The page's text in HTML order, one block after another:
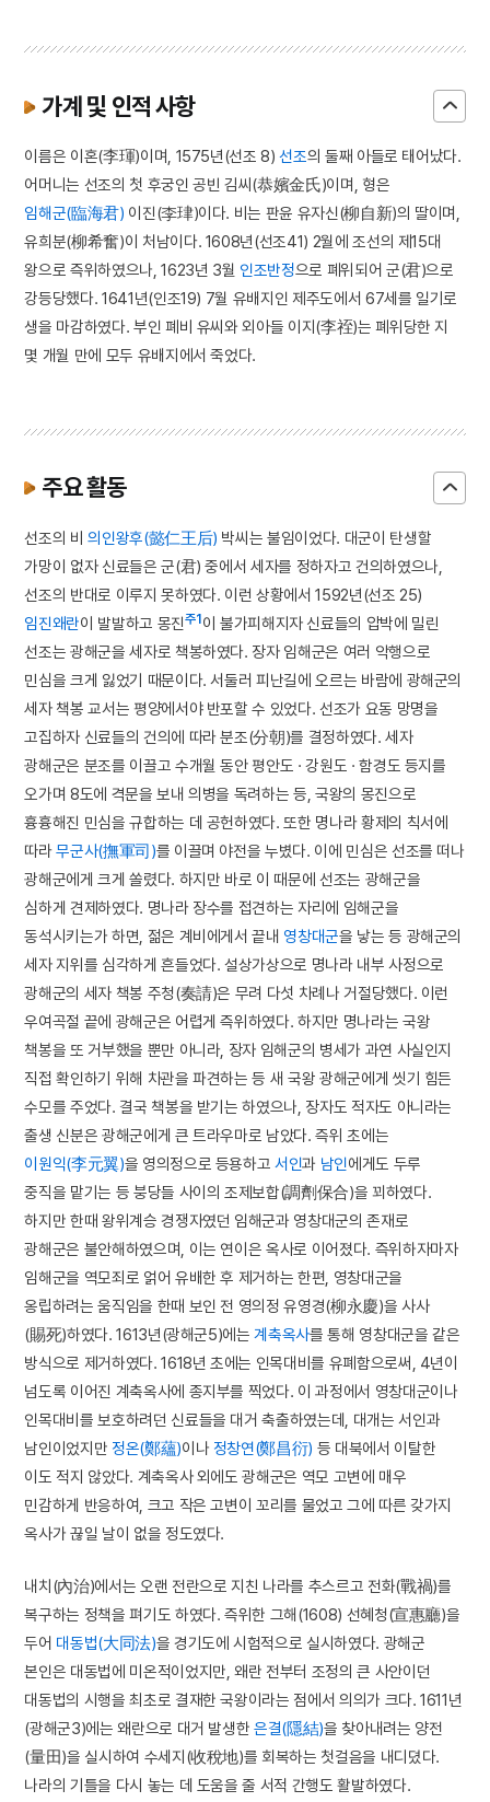
가계 및 인적 사항
이름은 이혼(李琿)이며, 1575년(선조 8)선조의 둘째 아들로 태어났다.
어머니는 선조의 첫 후궁인 공빈 김씨(恭嬪金氏)이며, 형은
임해군(臨海君) 이진(李珒)이다. 비는 판윤 유자신(柳自新)의 딸이며,
유희분(柳希奮)이 처남이다. 1608년(선조41) 2월에 조선의 제15대
왕으로 즉위하였으나, 1623년 3월 인조반정으로 폐위되어 군(君)으로
강등당했다. 1641년(인조19) 7월 유배지인 제주도에서 67세를 일기로
생을 마감하였다. 부인 폐비 유씨와 외아들 이지(李祬)는 폐위당한 지
몇 개월 만에 모두 유배지에서 죽었다.
주요 활동
선조의 비의인왕후(懿仁王后) 박씨는 불임이었다. 대군이 탄생할
가망이 없자 신료들은 군(君) 중에서 세자를 정하자고 건의하였으나,
선조의 반대로 이루지 못하였다. 이런 상황에서 1592년(선조 25)
임진왜란이 발발하고 몽진주1 이 불가피해지자 신료들의 압박에 밀린
선조는 광해군을 세자로 책봉하였다. 장자 임해군은 여러 악행으로
민심을 크게 잃었기 때문이다. 서둘러 피난길에 오르는 바람에 광해군의
세자 책봉 교서는 평양에서야 반포할 수 있었다. 선조가 요동 망명을
고집하자 신료들의 건의에 따라 분조(分朝)를 결정하였다. 세자
광해군은 분조를 이끌고 수개월 동안 평안도 · 강원도 · 함경도 등지를
오가며 8도에 격문을 보내 의병을 독려하는 등, 국왕의 몽진으로
흉흉해진 민심을 규합하는 데 공헌하였다. 또한 명나라 황제의 칙서에
따라무군사(撫軍司)를 이끌며 야전을 누볐다. 이에 민심은 선조를 떠나
광해군에게 크게 쏠렸다. 하지만 바로 이 때문에 선조는 광해군을
심하게 견제하였다. 명나라 장수를 접견하는 자리에 임해군을
동석시키는가 하면, 젊은 계비에게서 끝내 영창대군을 낳는 등 광해군의
세자 지위를 심각하게 흔들었다. 설상가상으로 명나라 내부 사정으로
광해군의 세자 책봉 주청(奏請)은 무려 다섯 차례나 거절당했다. 이런
우여곡절 끝에 광해군은 어렵게 즉위하였다. 하지만 명나라는 국왕
책봉을 또 거부했을 뿐만 아니라, 장자 임해군의 병세가 과연 사실인지
직접 확인하기 위해 차관을 파견하는 등 새 국왕 광해군에게 씻기 힘든
수모를 주었다. 결국 책봉을 받기는 하였으나, 장자도 적자도 아니라는
출생 신분은 광해군에게 큰 트라우마로 남았다. 즉위 초에는
이원익(李元翼)을 영의정으로 등용하고서인과 남인에게도 두루
중직을 맡기는 등 붕당들 사이의 조제보합(調劑保合)을 꾀하였다.
하지만 한때 왕위계승 경쟁자였던 임해군과 영창대군의 존재로
광해군은 불안해하였으며, 이는 연이은 옥사로 이어졌다. 즉위하자마자
임해군을 역모죄로 얽어 유배한 후 제거하는 한편, 영창대군을
옹립하려는 움직임을 한때 보인 전 영의정 유영경(柳永慶)을 사사
(賜死)하였다. 1613년(광해군5)에는계축옥사를 통해 영창대군을 같은
방식으로 제거하였다. 1618년 초에는 인목대비를 유폐함으로써, 4년이
넘도록 이어진 계축옥사에 종지부를 찍었다. 이 과정에서 영창대군이나
인목대비를 보호하려던 신료들을 대거 축출하였는데, 대개는 서인과
남인이었지만 정온(鄭蘊)이나 정창연(鄭昌衍) 등 대북에서 이탈한
이도 적지 않았다. 계축옥사 외에도 광해군은 역모 고변에 매우
민감하게 반응하여, 크고 작은 고변이 꼬리를 물었고 그에 따른 갖가지
옥사가 끊일 날이 없을 정도였다.
내치(內治)에서는 오랜 전란으로 지친 나라를 추스르고 전화(戰禍)를
복구하는 정책을 펴기도 하였다. 즉위한 그해(1608) 선혜청(宣惠廳)을
두어 대동법(大同法)을 경기도에 시험적으로 실시하였다. 광해군
본인은 대동법에 미온적이었지만, 왜란 전부터 조정의 큰 사안이던
대동법의 시행을 최초로 결재한 국왕이라는 점에서 의의가 크다. 1611년
(광해군3)에는 왜란으로 대거 발생한은결(隱結)을 찾아내려는 양전
(量田)을 실시하여 수세지(收稅地)를 회복하는 첫걸음을 내디뎠다.
나라의 기틀을 다시 놓는 데 도움을 줄 서적 간행도 활발하였다.